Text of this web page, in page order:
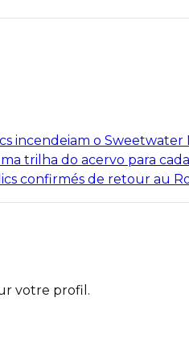
incendeiam o
trilha do acervo para
confirmés de retour au
votre profil.